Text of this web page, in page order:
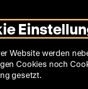
Modus
umschalten
Website werden
Cookies noch
gesetzt.